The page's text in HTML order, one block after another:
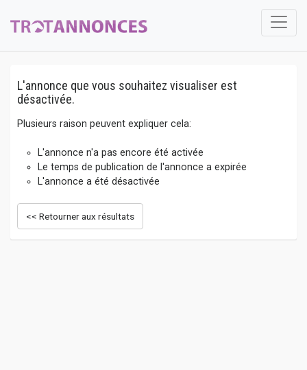
L'annonce que vous souhaitez visualiser est
désactivée.
Plusieurs raison peuvent expliquer cela:
L'annonce n'a pas encore été activée
Le temps de publication de l'annonce a expirée
L'annonce a été désactivée
<< Retourner aux résultats